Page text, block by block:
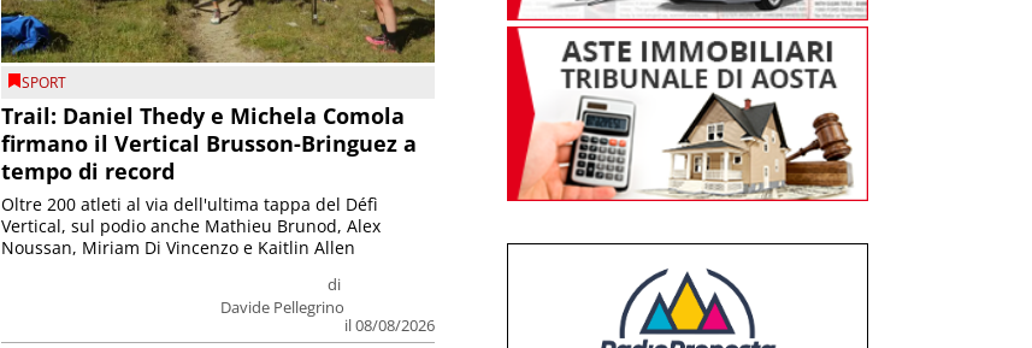
SPORT
Trail: Daniel Thedy e Michela Comola
firmano il Vertical Brusson-Bringuez a
tempo di record
di
Davide Pellegrino
il 08/08/2026
Oltre 200 atleti al via dell'ultima tappa del Défì
Vertical, sul podio anche Mathieu Brunod, Alex
Noussan, Miriam Di Vincenzo e Kaitlin Allen